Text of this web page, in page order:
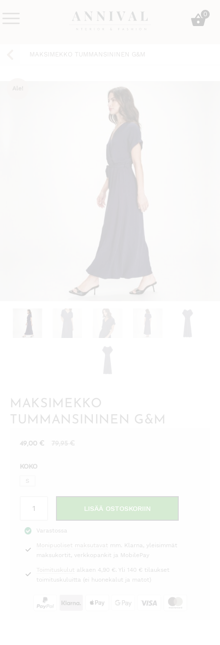
&
0
MAKSIMEKKO TUMMANSININEN G&M
MAKSIMEKKO
TUMMANSININEN G&M
49,00 €
KOKO
S
tummansininen
määrä
LISÄÄ OSTOSKORIIN
Varastossa
Monipuoliset maksutavat mm. Klarna, yleisimmät
maksukortit, verkkopankit ja MobilePay
Toimituskulut alkaen 4,90 €. Yli 140 € tilaukset
toimituskuluitta (ei huonekalut ja matot)